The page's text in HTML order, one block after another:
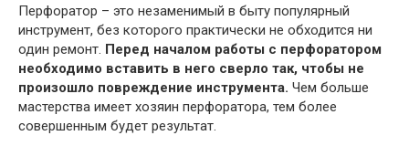
Перфоратор – это незаменимый в быту популярный
инструмент, без которого практически не обходится ни
один ремонт. Перед началом работы с перфоратором
необходимо вставить в него сверло так, чтобы не
произошло повреждение инструмента. Чем больше
мастерства имеет хозяин перфоратора, тем более
совершенным будет результат.